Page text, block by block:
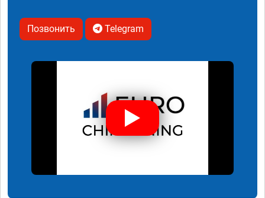
Позвонить Telegram